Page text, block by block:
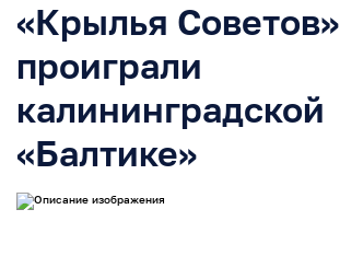
«Крылья Советов»
проиграли
калининградской
«Балтике»